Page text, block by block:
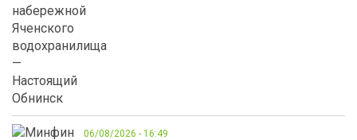
06/08/2026 - 16:49